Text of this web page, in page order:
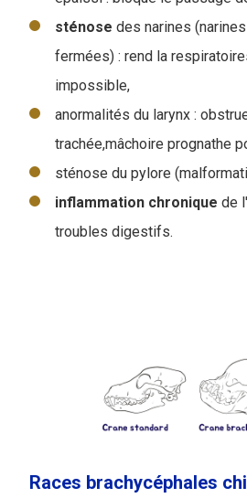
sténose des narines
fermées) : rend la
impossible,
anormalités du larynx :
trachée,mâchoire prognathe
sténose du pylore
inflammation chronique de
troubles digestifs.
Races brachycéphales